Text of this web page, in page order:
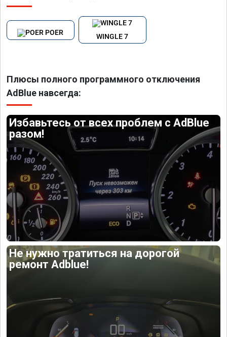
POER
WINGLE 7
Плюсы полного программного отключения
AdBlue навсегда:
Избавьтесь от всех проблем с AdBlue
разом!
Не нужно тратиться на дорогой
ремонт Adblue!